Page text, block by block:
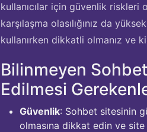
kullanıcılar için güvenlik riskleri
karşılaşma olasılığınız da
kullanırken dikkatli olmanız ve
Bilinmeyen
Edilmesi
Güvenlik: Sohbet sitesinin
olmasına dikkat edin ve site